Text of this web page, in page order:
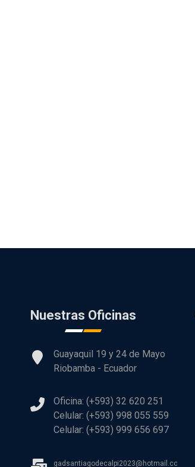
Nuestras Oficinas
Guayaquil 19 y 24 de Mayo
Riobamba - Ecuador
Oficina: (+593) 32 620 251
Celular: (+593) 998 055 559
Celular: (+593) 999 656 697
gadsantiagodecalpi2023@hotmail.com